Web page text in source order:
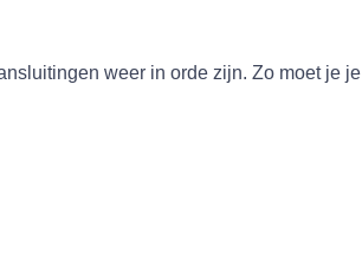
weer in orde zijn. Zo moet je je